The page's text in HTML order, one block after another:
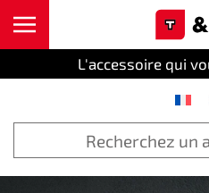
L'accessoire qui
Cookies management panel